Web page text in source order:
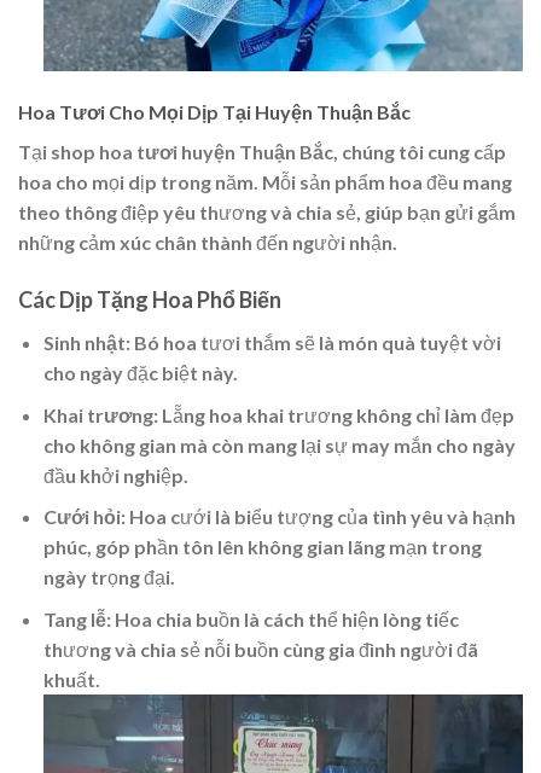
Hoa Tươi Cho Mọi Dịp Tại Huyện Thuận Bắc
Tại shop hoa tươi huyện Thuận Bắc, chúng tôi cung cấp
hoa cho mọi dịp trong năm. Mỗi sản phẩm hoa đều mang
theo thông điệp yêu thương và chia sẻ, giúp bạn gửi gắm
những cảm xúc chân thành đến người nhận.
Các Dịp Tặng Hoa Phổ Biến
Sinh nhật: Bó hoa tươi thắm sẽ là món quà tuyệt vời
cho ngày đặc biệt này.
Khai trương: Lẵng hoa khai trương không chỉ làm đẹp
cho không gian mà còn mang lại sự may mắn cho ngày
đầu khởi nghiệp.
Cưới hỏi: Hoa cưới là biểu tượng của tình yêu và hạnh
phúc, góp phần tôn lên không gian lãng mạn trong
ngày trọng đại.
Tang lễ: Hoa chia buồn là cách thể hiện lòng tiếc
thương và chia sẻ nỗi buồn cùng gia đình người đã
khuất.